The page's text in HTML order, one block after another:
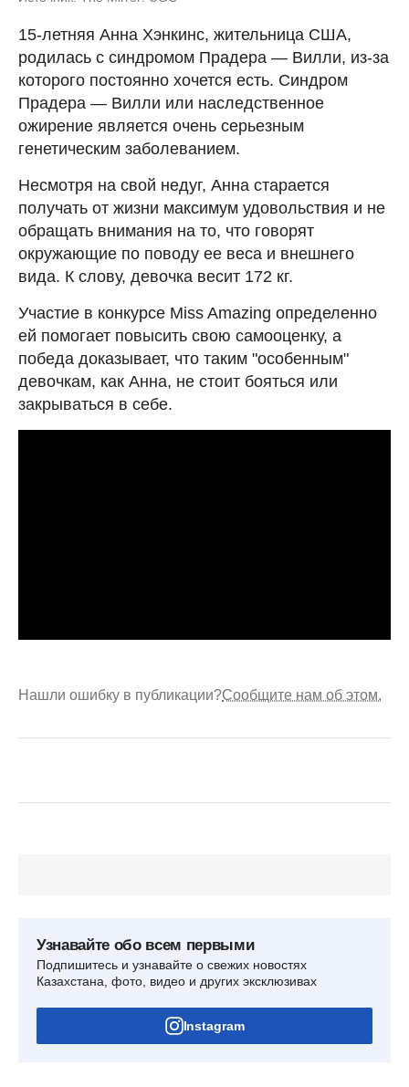
15-летняя Анна Хэнкинс, жительница США,
родилась с синдромом Прадера — Вилли, из-за
которого постоянно хочется есть. Синдром
Прадера — Вилли или наследственное
ожирение является очень серьезным
генетическим заболеванием.
Несмотря на свой недуг, Анна старается
получать от жизни максимум удовольствия и не
обращать внимания на то, что говорят
окружающие по поводу ее веса и внешнего
вида. К слову, девочка весит 172 кг.
Участие в конкурсе Miss Amazing определенно
ей помогает повысить свою самооценку, а
победа доказывает, что таким "особенным"
девочкам, как Анна, не стоит бояться или
закрываться в себе.
Нашли ошибку в публикации?Сообщите нам об этом.
Узнавайте обо всем первыми
Подпишитесь и узнавайте о свежих новостях
Казахстана, фото, видео и других эксклюзивах
Instagram